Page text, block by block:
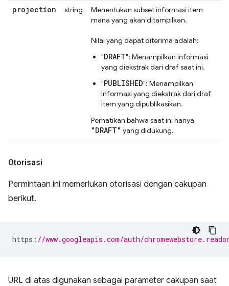
projection string
Menentukan subset informasi item
mana yang akan ditampilkan.
Nilai yang dapat diterima adalah:
"DRAFT": Menampilkan informasi
yang diekstrak dari draf saat ini.
"PUBLISHED": Menampilkan
informasi yang diekstrak dari draf
item yang dipublikasikan.
Perhatikan bahwa saat ini hanya
"DRAFT" yang didukung.
Otorisasi
Permintaan ini memerlukan otorisasi dengan cakupan
berikut.
https : //www.googleapis.com/auth/
URL di atas digunakan sebagai parameter cakupan saat